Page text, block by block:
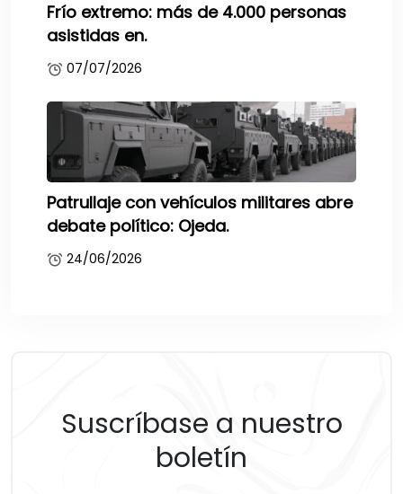
Frío extremo: más de 4.000 personas
asistidas en.
07/07/2026
Patrullaje con vehículos militares abre
debate político: Ojeda.
24/06/2026
Suscríbase a nuestro
boletín